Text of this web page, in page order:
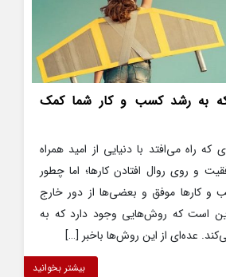
که به رشد کسب و کار شما کمک
راه می‌افتد با دنیایی از امید همراه
و روی روال افتادن کارها؛ اما چطور
کارها موفق و بعضی‌ها از دور خارج
است که روش‌هایی وجود دارد که به
عده‌ای از این روش‌ها باخبر […]
بیشتر بخوانید